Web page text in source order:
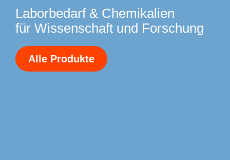
Laborbedarf & Chemikalien
für Wissenschaft und Forschung
Alle Produkte